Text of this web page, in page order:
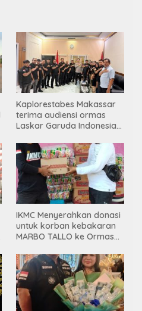
Kaplorestabes Makassar
terima audiensi ormas
Laskar Garuda Indonesia
hingga kegiatan sosial.
IKMC Menyerahkan donasi
untuk korban kebakaran
MARBO TALLO ke Ormas
INDONESIA BERSATU